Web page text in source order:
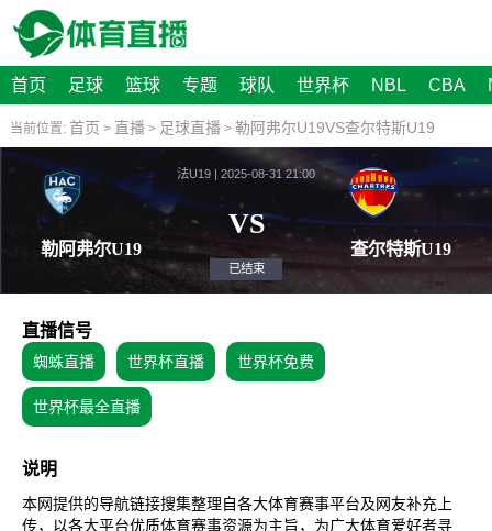
首页 足球 篮球 专题 球队 世界杯 NBL CBA
当前位置: 首页 > 直播> 足球直播> 勒阿弗尔U19VS查尔特斯U19
法U19 | 2025-08-31 21:00
VS
直播信号
蜘蛛直播 世界杯直播 世界杯免费
世界杯最全直播
说明
本网提供的导航链接搜集整理自各大体育赛事平台及网友补充上
传，以各大平台优质体育赛事资源为主旨，为广大体育爱好者寻